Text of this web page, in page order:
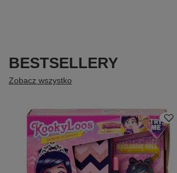
BESTSELLERY
Zobacz wszystko